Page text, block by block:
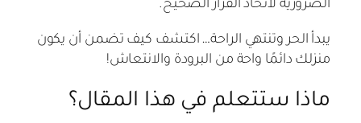
الضرورية لاتخاذ القرار الصحيح.
يبدأ الحر وتنتهي الراحة… اكتشف كيف تضمن أن يكون
منزلك دائمًا واحة من البرودة والانتعاش!
ماذا ستتعلم في هذا المقال؟